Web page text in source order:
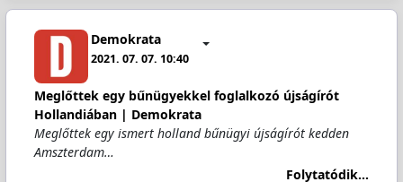
Demokrata
2021. 07. 07. 10:40
Meglőttek egy bűnügyekkel foglalkozó újságírót
Hollandiában | Demokrata
Meglőttek egy ismert holland bűnügyi újságírót kedden
Amszterdam…
Folytatódik...